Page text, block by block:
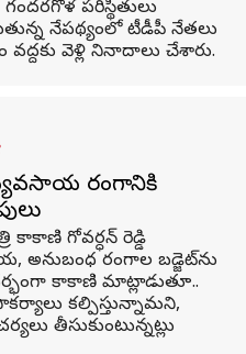
పరిస్థితులు
నేపథ్యంలో టీడీపీ నేతలు
వెళ్లి నినాదాలు చేశారు.
వ్యవసాయ రంగానికి
కాకాణి గోవర్ధన్ రెడ్డి
అనుబంధ రంగాల బడ్జెట్‌ను
కాకాణి మాట్లాడుతూ..
కల్పిస్తున్నామని,
తీసుకుంటున్నట్లు